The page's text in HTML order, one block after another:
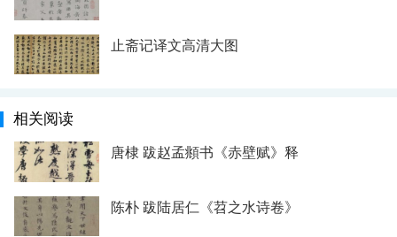
止斋记译文高清大图
相关阅读
唐棣 跋赵孟頫书《赤壁赋》释
陈朴 跋陆居仁《苕之水诗卷》